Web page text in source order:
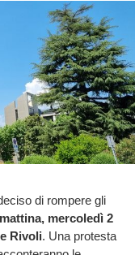
di rompere gli
mercoledì 2
Rivoli. Una protesta